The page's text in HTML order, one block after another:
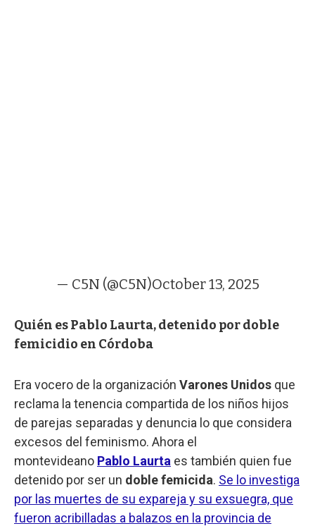
— C5N (@C5N)October 13, 2025
Quién es Pablo Laurta, detenido por doble
femicidio en Córdoba
Era vocero de la organización Varones Unidos que
reclama la tenencia compartida de los niños hijos
de parejas separadas y denuncia lo que considera
excesos del feminismo. Ahora el
montevideano Pablo Laurta es también quien fue
detenido por ser un doble femicida. Se lo investiga
por las muertes de su expareja y su exsuegra, que
fueron acribilladas a balazos en la provincia de